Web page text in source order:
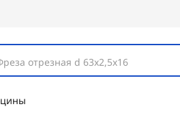
отрезная d 63х2,5х16